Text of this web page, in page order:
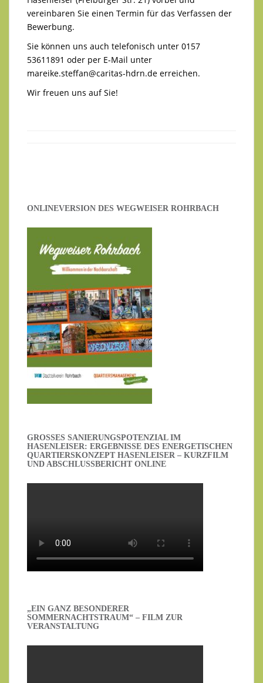
vereinbaren Sie einen Termin für das Verfassen der
Bewerbung.
Sie können uns auch telefonisch unter 0157
53611891 oder per E-Mail unter
mareike.steffan@caritas-hdrn.de erreichen.
Wir freuen uns auf Sie!
ONLINEVERSION DES WEGWEISER ROHRBACH
GROSSES SANIERUNGSPOTENZIAL IM H
ASENLEISER: ERGEBNISSE DES ENERGETISCHEN Q
UARTIERSKONZEPT HASENLEISER – KURZFILM U
ND ABSCHLUSSBERICHT ONLINE
„EIN GANZ BESONDERER
SOMMERNACHTSTRAUM“ – FILM ZUR
VERANSTALTUNG